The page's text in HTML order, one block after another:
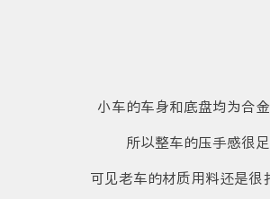
小车的车身和底盘均为合
所以整车的压手感很足
可见老车的材质用料还是很